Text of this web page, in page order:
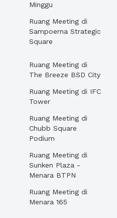
Minggu
Ruang Meeting di
Sampoerna Strategic
Square
Ruang Meeting di
The Breeze BSD City
Ruang Meeting di IFC
Tower
Ruang Meeting di
Chubb Square
Podium
Ruang Meeting di
Sunken Plaza -
Menara BTPN
Ruang Meeting di
Menara 165